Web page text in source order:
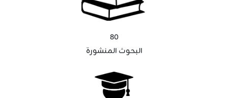
80
البحوث المنشورة